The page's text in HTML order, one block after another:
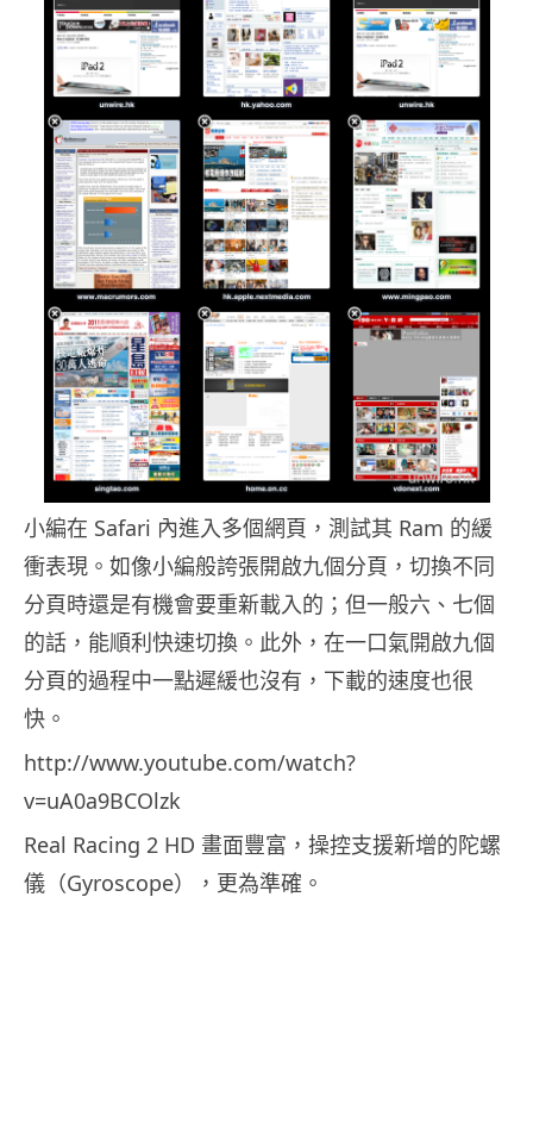
小編在 Safari 內進入多個網頁，測試其 Ram 的緩
衝表現。如像小編般誇張開啟九個分頁，切換不同
分頁時還是有機會要重新載入的；但一般六、七個
的話，能順利快速切換。此外，在一口氣開啟九個
分頁的過程中一點遲緩也沒有，下載的速度也很
快。
http://www.youtube.com/watch?
v=uA0a9BCOlzk
Real Racing 2 HD 畫面豐富，操控支援新增的陀螺
儀（Gyroscope），更為準確。